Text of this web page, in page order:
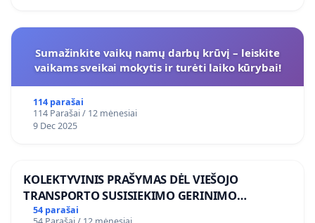
Sumažinkite vaikų namų darbų krūvį – leiskite
vaikams sveikai mokytis ir turėti laiko kūrybai!
114 parašai
114 Parašai / 12 mėnesiai
9 Dec 2025
KOLEKTYVINIS PRAŠYMAS DĖL VIEŠOJO
TRANSPORTO SUSISIEKIMO GERINIMO
VOSYLIUKŲ KAIME
54 parašai